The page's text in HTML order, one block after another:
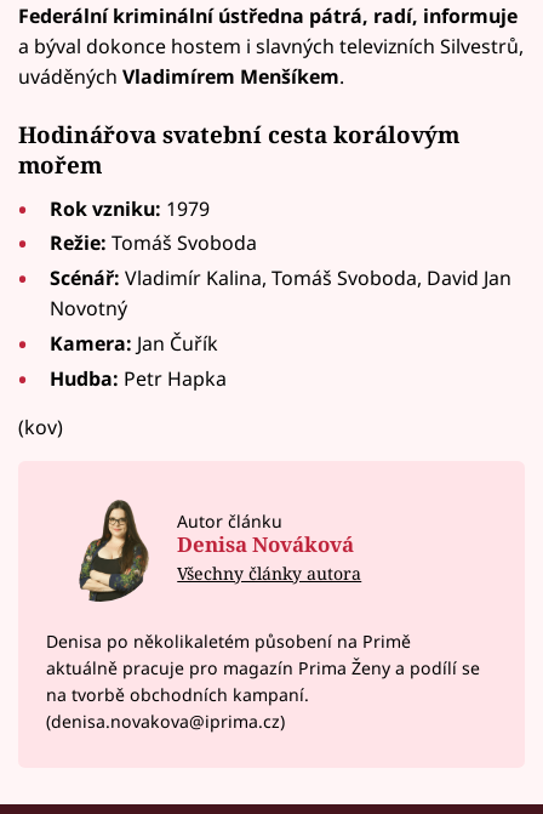
Federální kriminální ústředna pátrá, radí, informuje
a býval dokonce hostem i slavných televizních Silvestrů,
uváděných Vladimírem Menšíkem.
Hodinářova svatební cesta korálovým
mořem
Rok vzniku: 1979
Režie: Tomáš Svoboda
Scénář: Vladimír Kalina, Tomáš Svoboda, David Jan
Novotný
Kamera: Jan Čuřík
Hudba: Petr Hapka
(kov)
Autor článku
Denisa Nováková
Všechny články autora
Denisa po několikaletém působení na Primě
aktuálně pracuje pro magazín Prima Ženy a podílí se
na tvorbě obchodních kampaní.
(denisa.novakova@iprima.cz)